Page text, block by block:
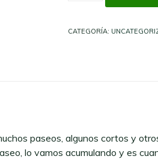
del
CATEGORÍA:
paseos, algunos cortos y
lo vamos acumulando y es